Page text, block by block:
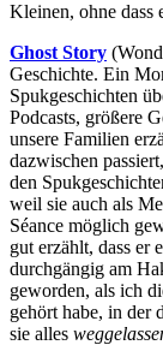
Kleinen, ohne dass
Ghost Story
Geschichte. Ein
Spukgeschichten
Podcasts, größere
unsere Familien
dazwischen
den
weil sie auch als
Séance möglich
gut erzählt, dass er
durchgängig am
geworden, als ich
gehört habe, in der
sie alles